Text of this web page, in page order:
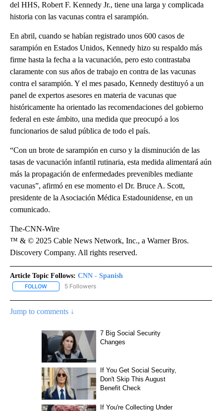
del HHS, Robert F. Kennedy Jr., tiene una larga y complicada
historia con las vacunas contra el sarampión.
En abril, cuando se habían registrado unos 600 casos de
sarampión en Estados Unidos, Kennedy hizo su respaldo más
firme hasta la fecha a la vacunación, pero esto contrastaba
claramente con sus años de trabajo en contra de las vacunas
contra el sarampión. Y el mes pasado, Kennedy destituyó a un
panel de expertos asesores en materia de vacunas que
históricamente ha orientado las recomendaciones del gobierno
federal en este ámbito, una medida que preocupó a los
funcionarios de salud pública de todo el país.
“Con un brote de sarampión en curso y la disminución de las
tasas de vacunación infantil rutinaria, esta medida alimentará aún
más la propagación de enfermedades prevenibles mediante
vacunas”, afirmó en ese momento el Dr. Bruce A. Scott,
presidente de la Asociación Médica Estadounidense, en un
comunicado.
The-CNN-Wire
™ & © 2025 Cable News Network, Inc., a Warner Bros.
Discovery Company. All rights reserved.
Article Topic Follows: CNN - Spanish
FOLLOW FOLLOW "CNN - SPANISH" TO RECEIVE NOTIFICATIONS ABOUT
5 Followers
Jump to comments ↓